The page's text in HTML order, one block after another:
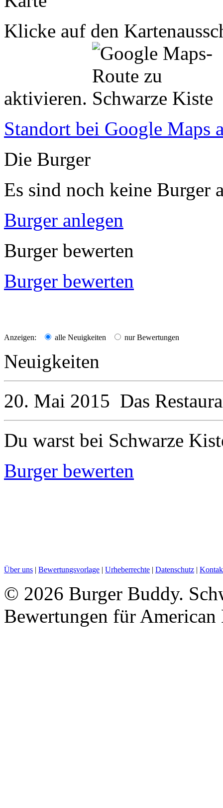
Klicke auf den
aktivieren.
Standort bei Google Maps
Die Burger
Es sind noch keine Burger
Burger anlegen
Burger bewerten
Burger bewerten
Anzeigen: alle Neuigkeiten nur Bewertungen
Neuigkeiten
20. Mai 2015 Das
Du warst bei Schwarze
Burger bewerten
Über uns | Bewertungsvorlage | Urheberrechte | Datenschutz |
© 2026 Burger Buddy.
Bewertungen für